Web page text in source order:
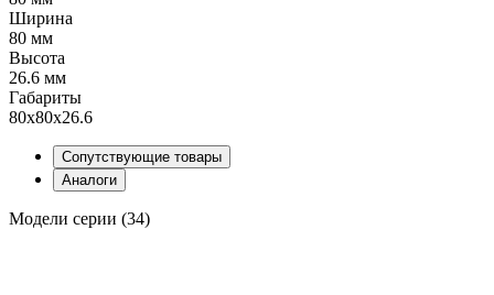
Ширина
80 мм
Высота
26.6 мм
Габариты
80х80х26.6
Сопутствующие товары
Аналоги
Модели серии (34)